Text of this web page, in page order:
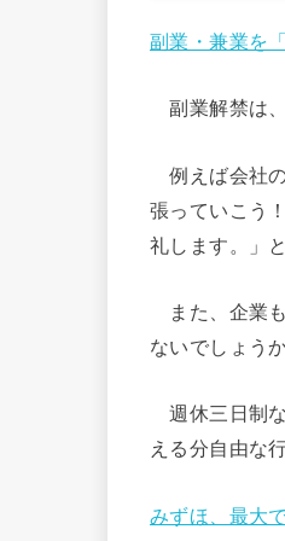
副業・兼業を
副業解禁は
例えば会社
張っていこう
礼します。」
また、企業
ないでしょうか
週休三日制
える分自由な
みずほ、最大